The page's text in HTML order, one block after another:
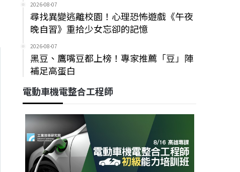
2026-08-07
尋找異變逃離校園！心理恐怖遊戲《午夜
晚自習》重拾少女忘卻的記憶
2026-08-07
黑豆、鷹嘴豆都上榜！專家推薦「豆」陣
補足高蛋白
電動車機電整合工程師